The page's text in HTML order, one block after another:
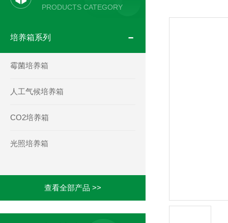
PRODUCTS CATEGORY
培养箱系列
霉菌培养箱
人工气候培养箱
CO2培养箱
光照培养箱
查看全部产品 >>